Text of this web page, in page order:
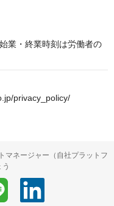
業・終業時刻は労働者の
privacy_policy/
マネージャー（自社プラットフ